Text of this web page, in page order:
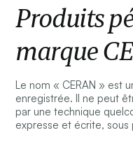
Produits
marque
Le nom « CERAN » est
enregistrée. Il ne peut
par une technique
expresse et écrite, sous